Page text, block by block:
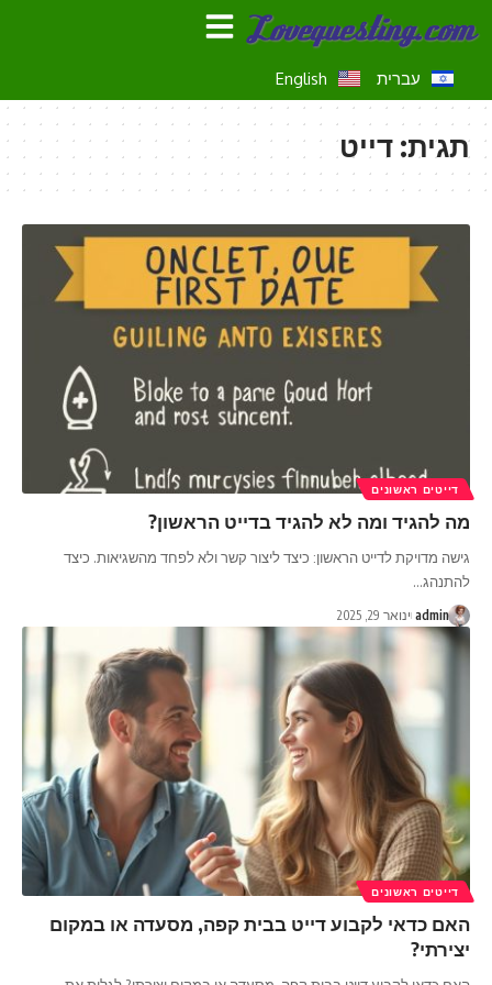
עברית English
תגית: דייט
דייטים ראשונים
מה להגיד ומה לא להגיד בדייט הראשון?
גישה מדויקת לדייט הראשון: כיצד ליצור קשר ולא לפחד מהשגיאות. כיצד
להתנהג…
admin ינואר 29, 2025
דייטים ראשונים
האם כדאי לקבוע דייט בבית קפה, מסעדה או במקום
יצירתי?